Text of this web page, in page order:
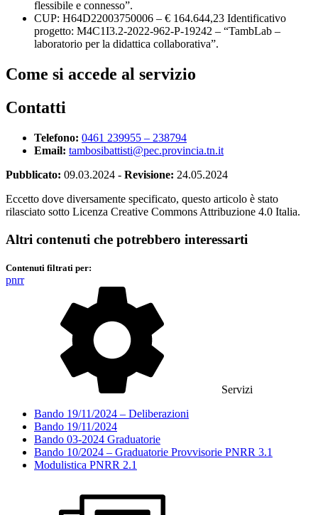
flessibile e connesso”.
CUP: H64D22003750006 – € 164.644,23 Identificativo
progetto: M4C1I3.2-2022-962-P-19242 – “TambLab –
laboratorio per la didattica collaborativa”.
Come si accede al servizio
Contatti
Telefono: 0461 239955 – 238794
Email: tambosibattisti@pec.provincia.tn.it
Pubblicato: 09.03.2024 - Revisione: 24.05.2024
Eccetto dove diversamente specificato, questo articolo è stato
rilasciato sotto Licenza Creative Commons Attribuzione 4.0 Italia.
Altri contenuti che potrebbero interessarti
Contenuti filtrati per:
pnrr
Servizi
Bando 19/11/2024 – Deliberazioni
Bando 19/11/2024
Bando 03-2024 Graduatorie
Bando 10/2024 – Graduatorie Provvisorie PNRR 3.1
Modulistica PNRR 2.1